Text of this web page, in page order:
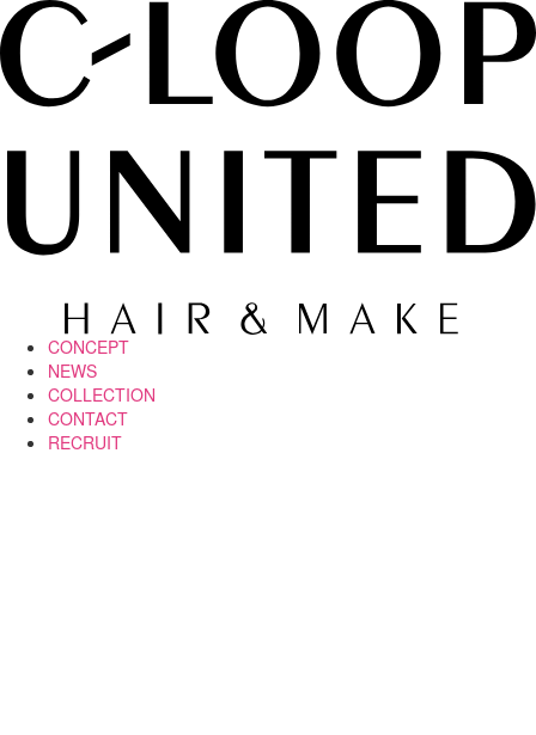
CONCEPT
NEWS
COLLECTION
CONTACT
RECRUIT